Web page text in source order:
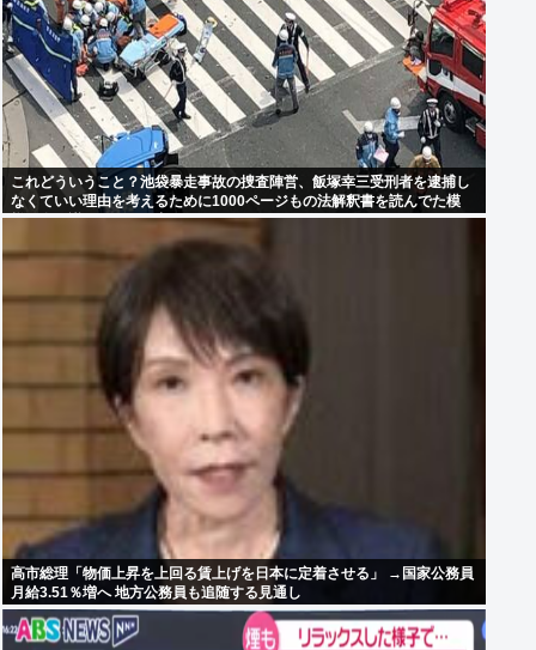
これどういうこと？池袋暴走事故の捜査陣営、飯塚幸三受刑者を逮捕し
なくていい理由を考えるために1000ページもの法解釈書を読んでた模
様…自民議員からも圧力
高市総理「物価上昇を上回る賃上げを日本に定着させる」 →国家公務員
月給3.51％増へ 地方公務員も追随する見通し